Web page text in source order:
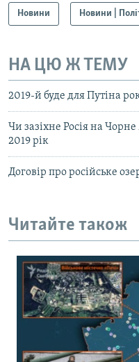
Новини Новини |
НА ЦЮ Ж ТЕМУ
2019-й буде для Путіна
Чи зазіхне Росія на
2019 рік
Договір про російське
Читайте також